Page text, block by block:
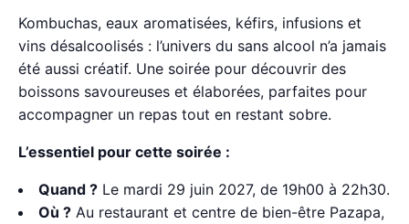
Kombuchas, eaux aromatisées, kéfirs, infusions et
vins désalcoolisés : l’univers du sans alcool n’a jamais
été aussi créatif. Une soirée pour découvrir des
boissons savoureuses et élaborées, parfaites pour
accompagner un repas tout en restant sobre.
L’essentiel pour cette soirée :
Quand ? Le mardi 29 juin 2027, de 19h00 à 22h30.
Où ? Au restaurant et centre de bien-être Pazapa,